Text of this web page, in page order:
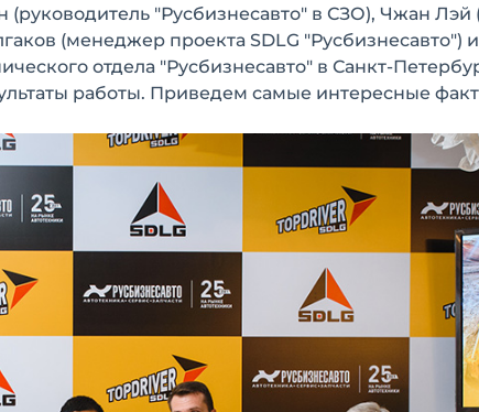
"Русбизнесавто" в СЗО), Чжан Лэй
(менеджер проекта SDLG "Русбизнесавто")
отдела "Русбизнесавто" в Санкт-
работы. Приведем самые интересные